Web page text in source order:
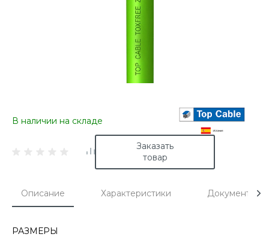
В наличии на складе
Заказать
товар
Описание Характеристики Документы
РАЗМЕРЫ